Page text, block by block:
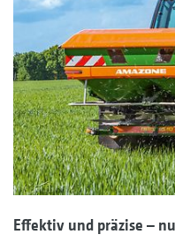
Effektiv und präzise –